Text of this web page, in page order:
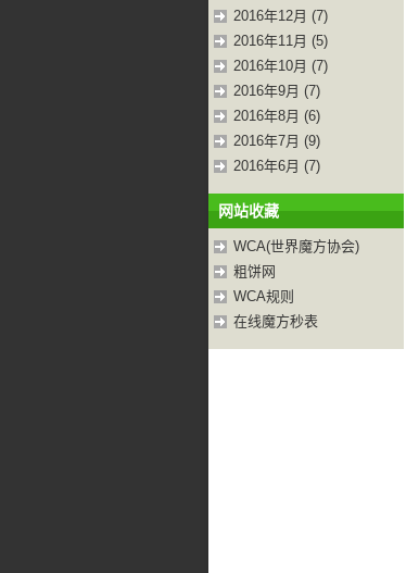
2016年12月 (7)
2016年11月 (5)
2016年10月 (7)
2016年9月 (7)
2016年8月 (6)
2016年7月 (9)
2016年6月 (7)
网站收藏
WCA(世界魔方协会)
粗饼网
WCA规则
在线魔方秒表